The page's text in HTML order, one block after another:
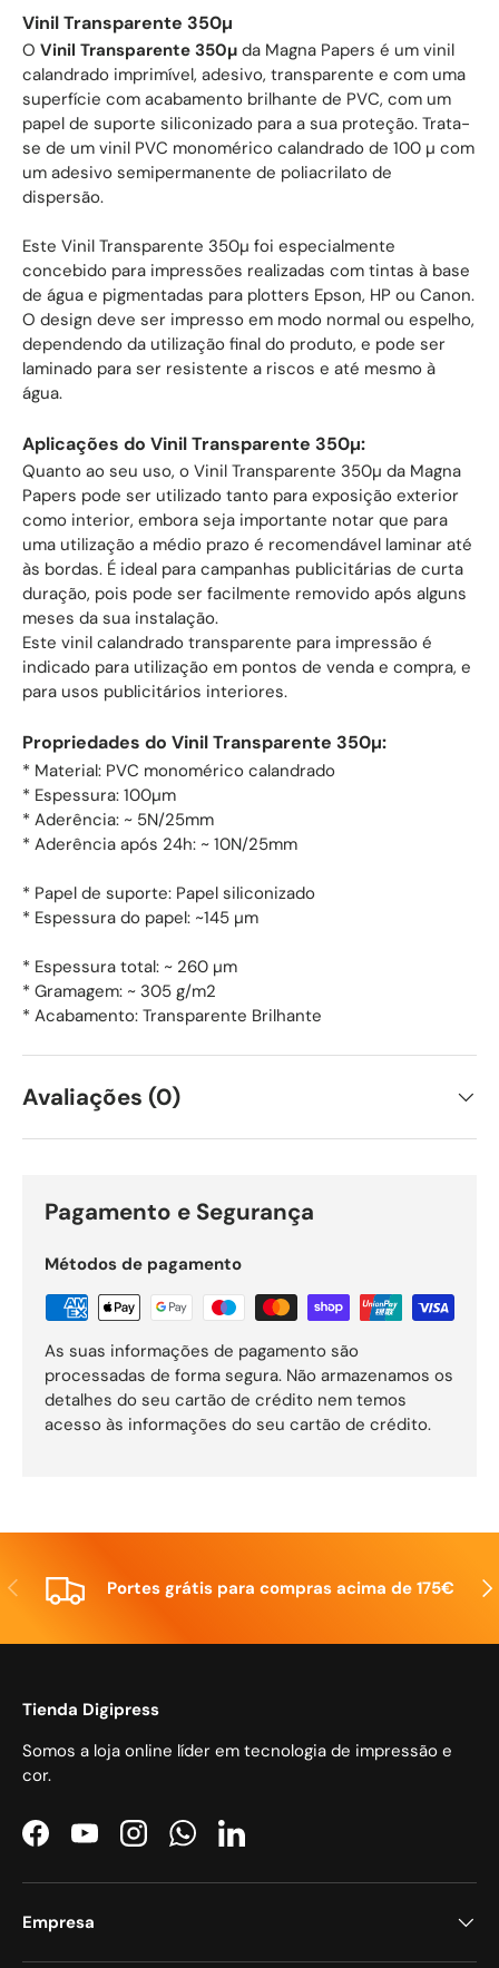
Vinil Transparente 350µ
O Vinil Transparente 350µ da Magna Papers é um vinil
calandrado imprimível, adesivo, transparente e com uma
superfície com acabamento brilhante de PVC, com um
papel de suporte siliconizado para a sua proteção. Trata-
se de um vinil PVC monomérico calandrado de 100 µ com
um adesivo semipermanente de poliacrilato de
dispersão.
Este Vinil Transparente 350µ foi especialmente
concebido para impressões realizadas com tintas à base
de água e pigmentadas para plotters Epson, HP ou Canon.
O design deve ser impresso em modo normal ou espelho,
dependendo da utilização final do produto, e pode ser
laminado para ser resistente a riscos e até mesmo à
água.
Aplicações do Vinil Transparente 350µ:
Quanto ao seu uso, o Vinil Transparente 350µ da Magna
Papers pode ser utilizado tanto para exposição exterior
como interior, embora seja importante notar que para
uma utilização a médio prazo é recomendável laminar até
às bordas. É ideal para campanhas publicitárias de curta
duração, pois pode ser facilmente removido após alguns
meses da sua instalação.
Este vinil calandrado transparente para impressão é
indicado para utilização em pontos de venda e compra, e
para usos publicitários interiores.
Propriedades do Vinil Transparente 350µ:
* Material: PVC monomérico calandrado
* Espessura: 100µm
* Aderência: ~ 5N/25mm
* Aderência após 24h: ~ 10N/25mm
* Papel de suporte: Papel siliconizado
* Espessura do papel: ~145 µm
* Espessura total: ~ 260 µm
* Gramagem: ~ 305 g/m2
* Acabamento: Transparente Brilhante
Avaliações (0)
Pagamento e Segurança
Métodos de pagamento
As suas informações de pagamento são
processadas de forma segura. Não armazenamos os
detalhes do seu cartão de crédito nem temos
acesso às informações do seu cartão de crédito.
Anterior Portes grátis para compras acima de 175€
Tienda Digipress
Somos a loja online líder em tecnologia de impressão e
cor.
FacebookYouTubeInstagramWhatsAppLinkedIn
Empresa